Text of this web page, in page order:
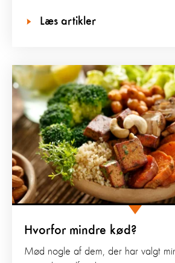
Læs artikler
Hvorfor mindre kød?
Mød nogle af dem, der har valgt